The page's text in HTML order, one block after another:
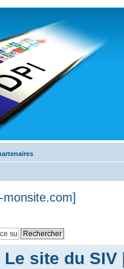
Le site du